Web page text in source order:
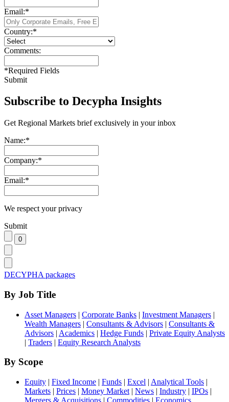
Email:*
Country:*
Comments:
*Required Fields
Submit
Subscribe to Decypha Insights
Get Regional Markets brief exclusively in your inbox
Name:*
Company:*
Email:*
We respect your privacy
Submit
DECYPHA packages
By Job Title
Asset Managers | Corporate Banks | Investment Managers |
Wealth Managers | Consultants & Advisors | Consultants &
Advisors | Academics | Hedge Funds | Private Equity Analysts
| Traders | Equity Research Analysts
By Scope
Equity | Fixed Income | Funds | Excel | Analytical Tools |
Markets | Prices | Money Market | News | Industry | IPOs |